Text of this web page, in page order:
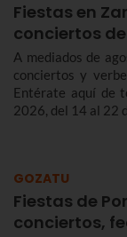
Fiestas en
conciertos
A mediados de
conciertos y
Entérate aquí de
2026, del 14 al 22
GOZATU
Fiestas de
conciertos,